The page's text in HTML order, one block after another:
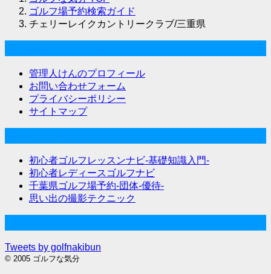
ゴルフ場予約検索ガイド
チェリーレイクカントリークラブ/三重県
管理人けんのプロフィール
お問い合わせフォーム
プライバシーポリシー
サイトマップ
初心者ゴルフレッスンナビ-基礎知識入門-
初心者レディースゴルフナビ
千葉県ゴルフ場予約-団体-優待-
思い出の撮影テクニック
Tweets by golfnakibun
© 2005 ゴルフな気分